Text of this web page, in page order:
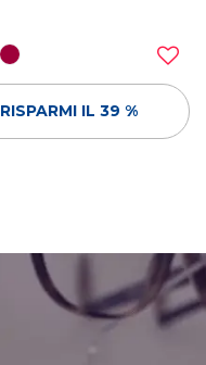
RISPARMI IL 39 %